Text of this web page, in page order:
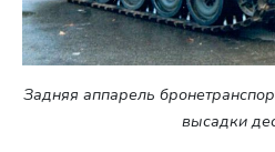
Задняя аппарель
высадки